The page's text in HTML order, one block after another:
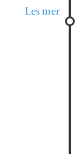
Les mer